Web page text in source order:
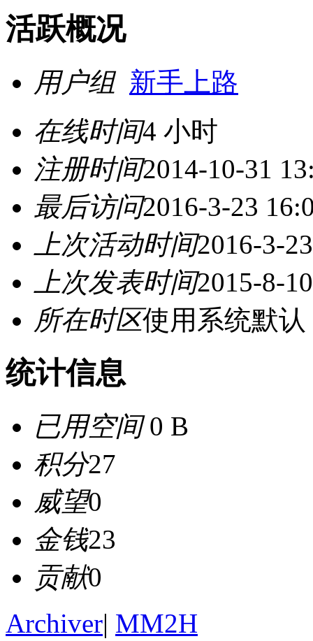
活跃概况
用户组 新手上路
在线时间4 小时
注册时间2014-10-31
最后访问2016-3-23
上次活动时间2016-3-
上次发表时间2015-8-
所在时区使用系统默认
统计信息
已用空间0 B
积分27
威望0
金钱23
贡献0
Archiver| MM2H